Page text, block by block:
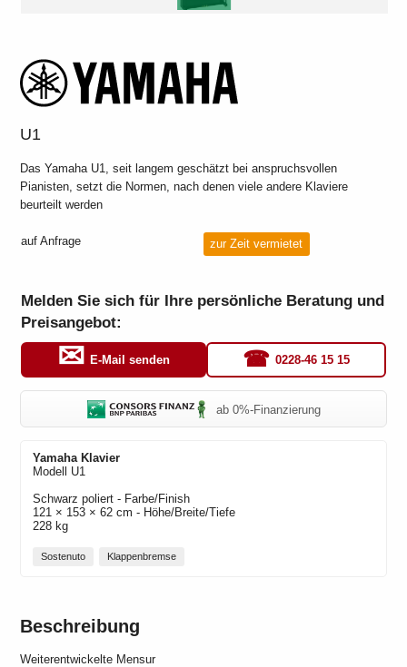
U1
Das Yamaha U1, seit langem geschätzt bei anspruchsvollen
Pianisten, setzt die Normen, nach denen viele andere Klaviere
beurteilt werden
auf Anfrage zur Zeit vermietet
Melden Sie sich für Ihre persönliche Beratung und
Preisangebot:
E-Mail senden 0228-46 15 15
ab 0%-Finanzierung
Yamaha Klavier
Modell U1
Schwarz poliert - Farbe/Finish
121 × 153 × 62 cm - Höhe/Breite/Tiefe
228 kg
Sostenuto Klappenbremse
Beschreibung
Weiterentwickelte Mensur